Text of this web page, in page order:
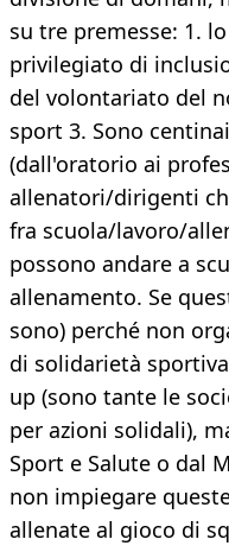
su tre premesse: 1.
privilegiato di
del volontariato del
sport 3. Sono
(dall'oratorio ai
allenatori/dirigenti
fra scuola/lavoro/
possono andare a
allenamento. Se
sono) perché non
di solidarietà
up (sono tante le
per azioni solidali),
Sport e Salute o dal
non impiegare
allenate al gioco di